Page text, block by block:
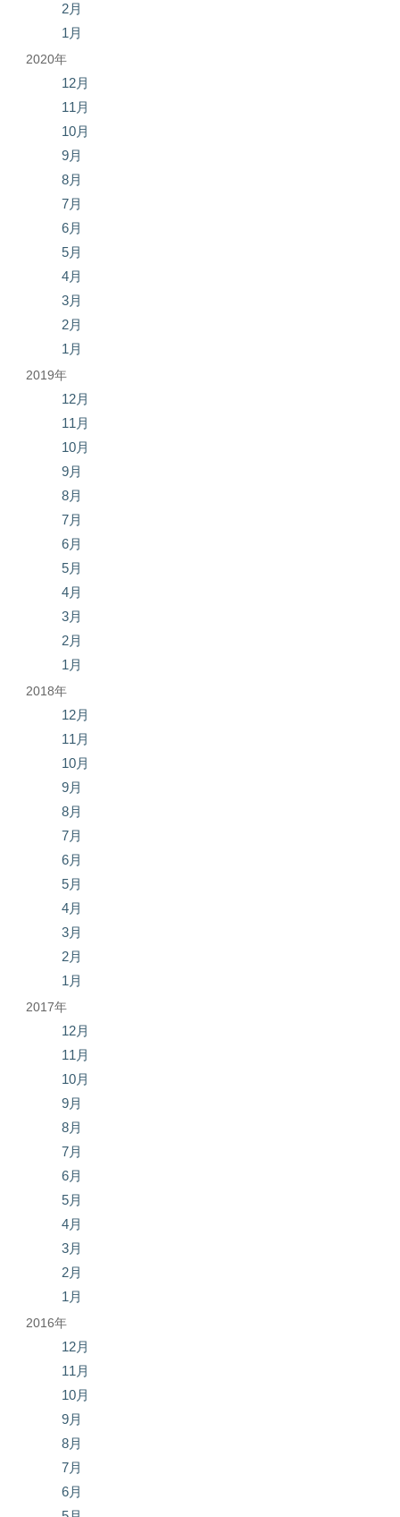
2月
1月
2020年
12月
11月
10月
9月
8月
7月
6月
5月
4月
3月
2月
1月
2019年
12月
11月
10月
9月
8月
7月
6月
5月
4月
3月
2月
1月
2018年
12月
11月
10月
9月
8月
7月
6月
5月
4月
3月
2月
1月
2017年
12月
11月
10月
9月
8月
7月
6月
5月
4月
3月
2月
1月
2016年
12月
11月
10月
9月
8月
7月
6月